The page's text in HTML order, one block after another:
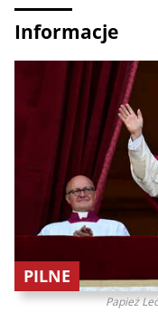
Informacje
Papież
PILNE